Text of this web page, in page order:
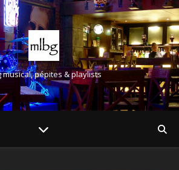
musical, pépites & playlists